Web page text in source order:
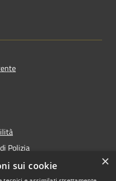
Polizia
×
sui cookie